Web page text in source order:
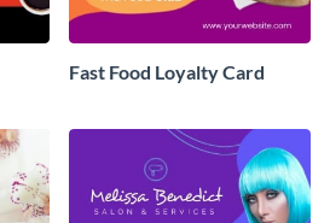
Fast Food Loyalty Card